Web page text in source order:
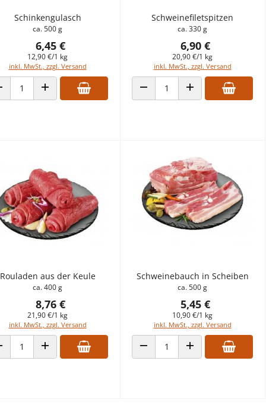
Schinkengulasch
ca. 500 g
6,45 €
12,90 €/1 kg
inkl. MwSt., zzgl. Versand
VERRINGERN
ANZAHL ERHÖHEN
Schweinefiletspitzen
ca. 330 g
6,90 €
20,90 €/1 kg
inkl. MwSt., zzgl. Versand
ANZAHL VERRINGERNANZAHL ERHÖHEN
Rouladen aus der Keule
ca. 400 g
8,76 €
21,90 €/1 kg
inkl. MwSt., zzgl. Versand
VERRINGERN
ANZAHL ERHÖHEN
Schweinebauch in Scheiben
ca. 500 g
5,45 €
10,90 €/1 kg
inkl. MwSt., zzgl. Versand
ANZAHL VERRINGERNANZAHL ERHÖHEN